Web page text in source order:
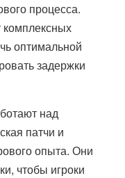
процесса.
комплексных
оптимальной
задержки
над
патчи и
опыта. Они
чтобы игроки